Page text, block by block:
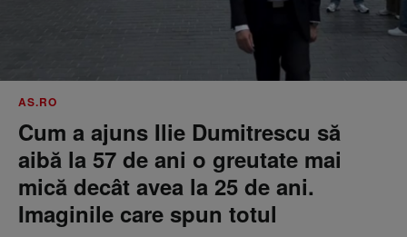
AS.RO
Cum a ajuns Ilie Dumitrescu să
aibă la 57 de ani o greutate mai
mică decât avea la 25 de ani.
Imaginile care spun totul